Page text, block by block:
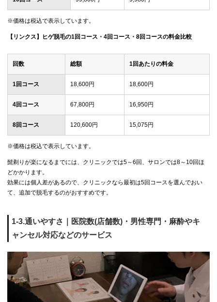
※価格は税込で表示しています。
【リンクス】ヒゲ脱毛の1回コース・4回コース・8回コースの料金比較
回数 総額 1回あたりの料金
1回コース 18,600円 18,600円
4回コース 67,800円 16,950円
8回コース 120,600円 15,075円
※価格は税込で表示しています。
髭剃りが楽になるまでには、クリニックでは5～6回、サロンでは8～10回ほ
どかかります。
効果には個人差があるので、クリニックなら最初は5回コースを選んでおい
て、追加で脱毛するのがおすすめです。
1-3.通いやすさ｜医院数(店舗数)・男性専門・麻酔やキ
ャンセル対応などのサービス